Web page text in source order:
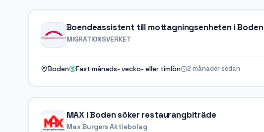
Boendeassistent till mottagningsenheten i Boden
MIGRATIONSVERKET
Boden Fast månads- vecko- eller timlön 2 månader sedan
MAX i Boden söker restaurangbiträde
Max Burgers Aktiebolag